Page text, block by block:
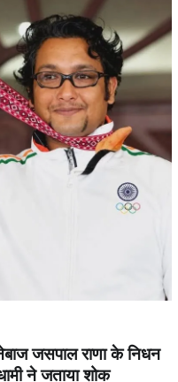
जसपाल राणा के निधन
ने जताया शोक